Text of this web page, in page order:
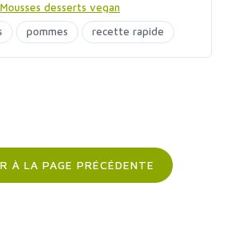
Mousses desserts vegan
pommes recette rapide
tofu
À LA PAGE PRÉCÉDENTE